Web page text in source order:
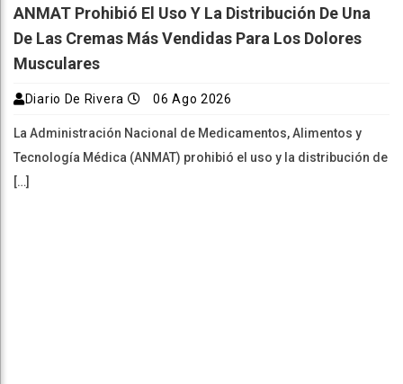
ANMAT Prohibió El Uso Y La Distribución De Una
De Las Cremas Más Vendidas Para Los Dolores
Musculares
Diario De Rivera 06 Ago 2026
La Administración Nacional de Medicamentos, Alimentos y
Tecnología Médica (ANMAT) prohibió el uso y la distribución de
[…]